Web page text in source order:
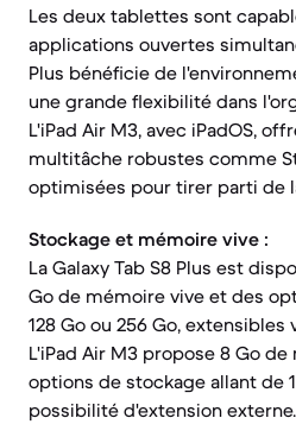
Les deux tablettes sont
applications ouvertes
Plus bénéficie de
une grande flexibilité dans
L'iPad Air M3, avec iPadOS,
multitâche robustes comme
optimisées pour tirer parti de
Stockage et mémoire vive :
La Galaxy Tab S8 Plus est
Go de mémoire vive et des
128 Go ou 256 Go, extensibles
L'iPad Air M3 propose 8 Go
options de stockage allant de
possibilité d'extension externe.